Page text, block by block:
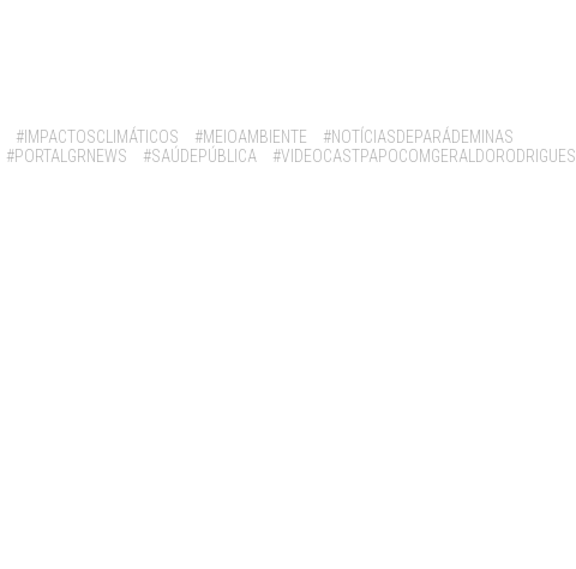
#IMPACTOSCLIMÁTICOS #MEIOAMBIENTE
#NOTÍCIASDEPARÁDEMINAS
#PORTALGRNEWS #SAÚDEPÚBLICA
#VIDEOCASTPAPOCOMGERALDORODRIGUES